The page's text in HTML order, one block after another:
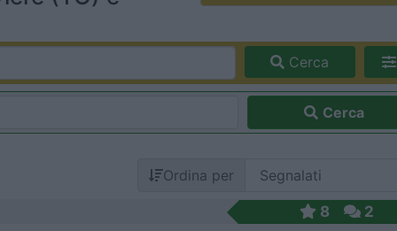
Cerca
Cerca
Ordina per
8 2